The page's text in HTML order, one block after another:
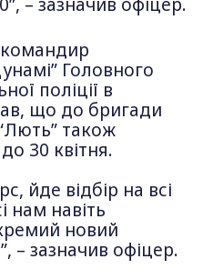
Головного
поліції в
що до бригади
також
30 квітня.
йде відбір на всі
нам навіть
новий
– зазначив офіцер.